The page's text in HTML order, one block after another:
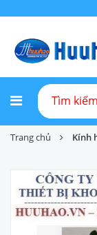
Trang chủ Kính